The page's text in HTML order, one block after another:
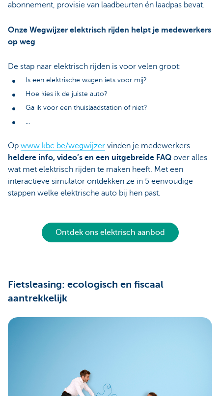
abonnement, provisie van laadbeurten én laadpas bevat.
Onze Wegwijzer elektrisch rijden helpt je medewerkers
op weg
De stap naar elektrisch rijden is voor velen groot:
Is een elektrische wagen iets voor mij?
Hoe kies ik de juiste auto?
Ga ik voor een thuislaadstation of niet?
...
Op www.kbc.be/wegwijzer vinden je medewerkers
heldere info, video’s en een uitgebreide FAQ over alles
wat met elektrisch rijden te maken heeft. Met een
interactieve simulator ontdekken ze in 5 eenvoudige
stappen welke elektrische auto bij hen past.
Ontdek ons elektrisch aanbod
Fietsleasing: ecologisch en fiscaal
aantrekkelijk